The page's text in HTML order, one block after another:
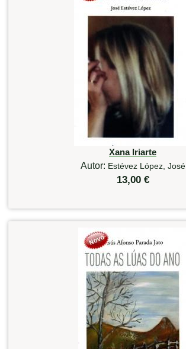
Xana Iriarte
Autor: Estévez López, José
13,00 €